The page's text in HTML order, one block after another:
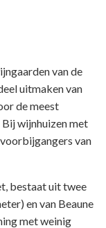
van de
uitmaken van
de meest
wijnhuizen met
van
bestaat uit twee
en van Beaune
met weinig